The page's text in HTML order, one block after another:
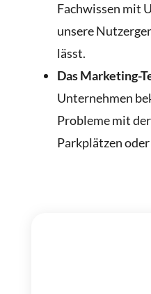
Fachwissen mit
unsere
lässt.
Das Marketing-
Unternehmen
Probleme mit
Parkplätzen